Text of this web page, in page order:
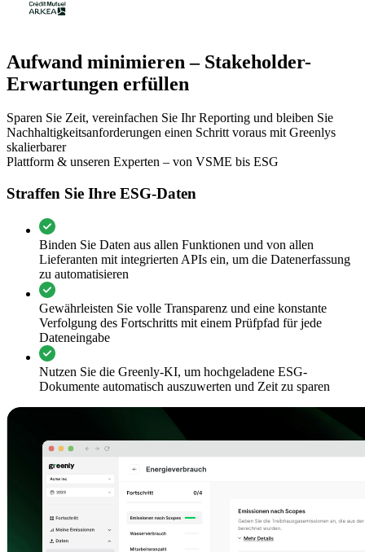
Aufwand minimieren – Stakeholder-
Erwartungen erfüllen
Sparen Sie Zeit, vereinfachen Sie Ihr Reporting und bleiben Sie
Nachhaltigkeitsanforderungen einen Schritt voraus mit Greenlys
skalierbarer
Plattform & unseren Experten – von VSME bis ESG
Straffen Sie Ihre ESG-Daten
Binden Sie Daten aus allen Funktionen und von allen
Lieferanten mit integrierten APIs ein, um die Datenerfassung
zu automatisieren
Gewährleisten Sie volle Transparenz und eine konstante
Verfolgung des Fortschritts mit einem Prüfpfad für jede
Dateneingabe
Nutzen Sie die Greenly-KI, um hochgeladene ESG-
Dokumente automatisch auszuwerten und Zeit zu sparen